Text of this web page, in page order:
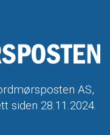
AS,
siden 28.11.2024.